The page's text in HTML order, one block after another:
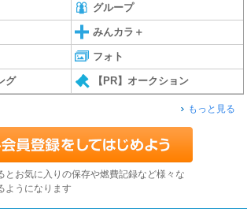
グループ
みんカラ＋
フォト
グ 【PR】オークション
もっと見る
とお気に入りの保存や燃費記録など様々な
ようになります